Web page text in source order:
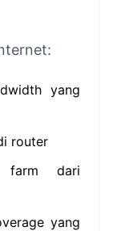
yang
router
farm dari
yang